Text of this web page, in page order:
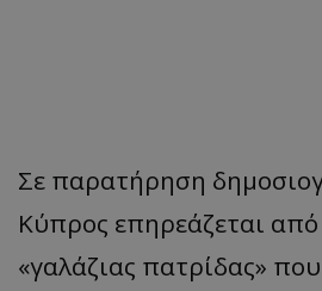
Σε παρατήρηση
Κύπρος επηρεάζεται
«γαλάζιας πατρίδας»